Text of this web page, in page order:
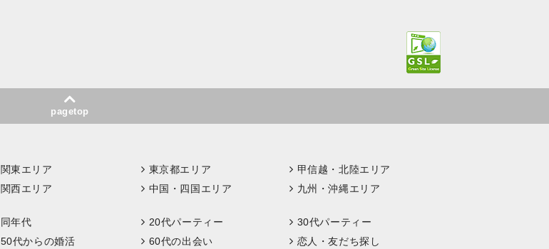
pagetop
関東エリア 東京都エリア
甲信越・北陸エリア
関西エリア 中国・四国エリア 九州・沖縄エリア
同年代 20代パーティー
30代パーティー
50代からの婚活 60代の出会い
恋人・友だち探し